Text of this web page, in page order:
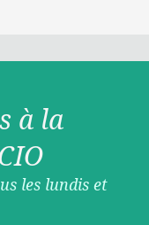
à la
les lundis et